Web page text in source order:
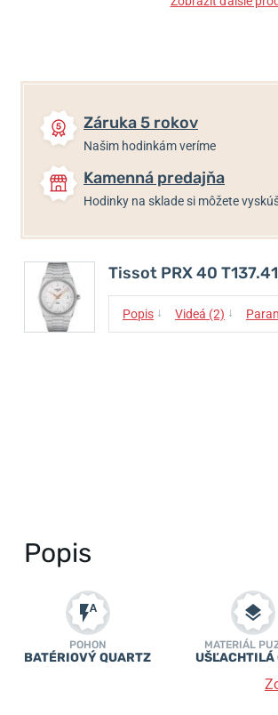
Záruka 5 rokov
Našim hodinkám veríme
Kamenná predajňa
Hodinky na sklade si môžete
Tissot PRX 40
Popis ↓ Videá (2) ↓
Popis
POHON
BATÉRIOVÝ QUARTZ
MATERIÁL
UŠĽACHTILÁ